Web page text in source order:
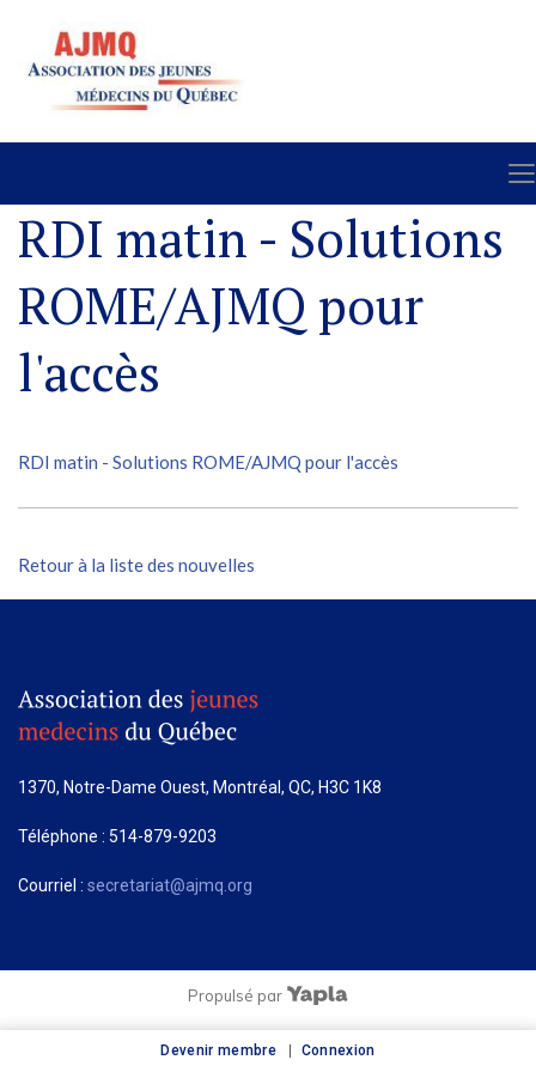
Devenir membre Connexion
RDI matin - Solutions
ROME/AJMQ pour
l'accès
RDI matin - Solutions ROME/AJMQ pour l'accès
Retour à la liste des nouvelles
1370, Notre-Dame Ouest, Montréal, QC, H3C 1K8
Téléphone : 514-879-9203
Courriel : secretariat@ajmq.org
Propulsé par